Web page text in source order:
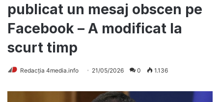
publicat un mesaj obscen pe
Facebook – A modificat la
scurt timp
Redacția 4media.info 21/05/2026 0 1.136